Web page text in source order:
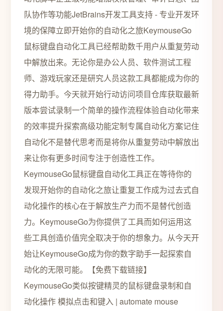
队协作等功能JetBrains开发工具支持 - 专业开发环
境的保障立即开始你的自动化之旅KeymouseGo
鼠标键盘自动化工具已经帮助数千用户从重复劳动
中解放出来。无论你是办公人员、软件测试工程
师、游戏玩家还是研究人员这款工具都能成为你的
得力助手。今天就开始行动访问项目仓库获取最新
版本尝试录制一个简单的操作流程体验自动化带来
的效率提升探索高级功能定制专属自动化方案记住
自动化不是替代思考而是将你从重复劳动中解放出
来让你有更多时间专注于创造性工作。
KeymouseGo鼠标键盘自动化工具正在等待你的
发现开始你的自动化之旅让重复工作成为过去式自
动化操作的核心在于解放生产力而不是替代创造
力。KeymouseGo为你提供了工具而如何运用这
些工具创造价值完全取决于你的想象力。从今天开
始让KeymouseGo成为你的数字助手一起探索自
动化的无限可能。【免费下载链接】
KeymouseGo类似按键精灵的鼠标键盘录制和自
动化操作 模拟点击和键入 | automate mouse